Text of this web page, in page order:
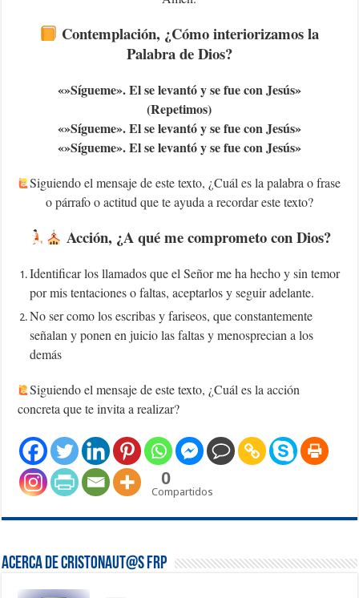
Contemplación, ¿Cómo interiorizamos la
Palabra de Dios?
«»Sígueme». El se levantó y se fue con Jesús»
(Repetimos)
«»Sígueme». El se levantó y se fue con Jesús»
«»Sígueme». El se levantó y se fue con Jesús»
Siguiendo el mensaje de este texto, ¿Cuál es la palabra o frase
o párrafo o actitud que te ayuda a recordar este texto?
Acción, ¿A qué me comprometo con Dios?
Identificar los llamados que el Señor me ha hecho y sin temor
por mis tentaciones o faltas, aceptarlos y seguir adelante.
No ser como los escribas y fariseos, que constantemente
señalan y ponen en juicio las faltas y menosprecian a los
demás
Siguiendo el mensaje de este texto, ¿Cuál es la acción
concreta que te invita a realizar?
0
Compartidos
Acerca de Cristonaut@s FRP